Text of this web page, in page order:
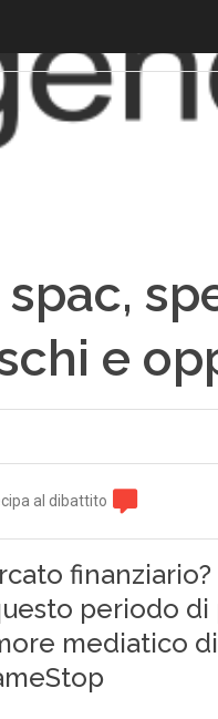
e
al dibattito
periodo
mediatico